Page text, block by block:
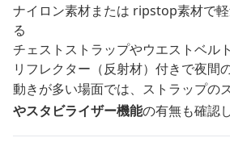
ナイロン素材または ripstop素材で
る
チェストストラップやウエストベル
リフレクター（反射材）付きで夜間
動きが多い場面では、ストラップの
やスタビライザー機能の有無も確認